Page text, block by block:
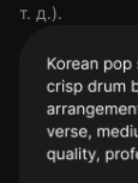
т. д.).